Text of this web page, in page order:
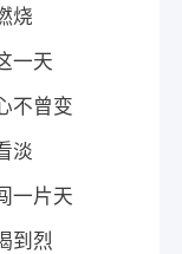
烧
一天
不曾变
淡
一片天
到烈